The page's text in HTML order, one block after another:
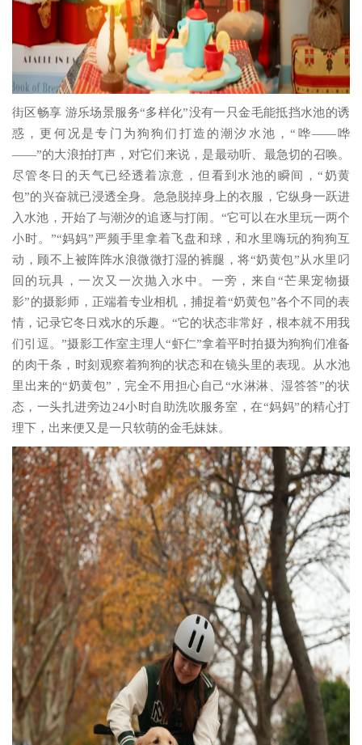
街区畅享 游乐场景服务“多样化”没有一只金毛能抵挡水池的诱
惑，更何况是专门为狗狗们打造的潮汐水池，“哗——哗
——”的大浪拍打声，对它们来说，是最动听、最急切的召唤。
尽管冬日的天气已经透着凉意，但看到水池的瞬间，“奶黄
包”的兴奋就已浸透全身。急急脱掉身上的衣服，它纵身一跃进
入水池，开始了与潮汐的追逐与打闹。“它可以在水里玩一两个
小时。”“妈妈”严频手里拿着飞盘和球，和水里嗨玩的狗狗互
动，顾不上被阵阵水浪微微打湿的裤腿，将“奶黄包”从水里叼
回的玩具，一次又一次抛入水中。一旁，来自“芒果宠物摄
影”的摄影师，正端着专业相机，捕捉着“奶黄包”各个不同的表
情，记录它冬日戏水的乐趣。“它的状态非常好，根本就不用我
们引逗。”摄影工作室主理人“虾仁”拿着平时拍摄为狗狗们准备
的肉干条，时刻观察着狗狗的状态和在镜头里的表现。从水池
里出来的“奶黄包”，完全不用担心自己“水淋淋、湿答答”的状
态，一头扎进旁边24小时自助洗吹服务室，在“妈妈”的精心打
理下，出来便又是一只软萌的金毛妹妹。